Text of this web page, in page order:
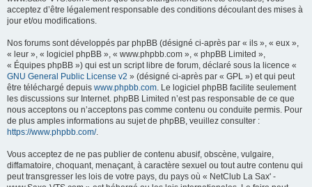
acceptez d’être légalement responsable des conditions découlant des mises à
jour et/ou modifications.
Nos forums sont développés par phpBB (désigné ci-après par « ils », « eux »,
« leur », « logiciel phpBB », « www.phpbb.com », « phpBB Limited »,
« Équipes phpBB ») qui est un script libre de forum, déclaré sous la licence «
GNU General Public License v2 » (désigné ci-après par « GPL ») et qui peut
être téléchargé depuis www.phpbb.com. Le logiciel phpBB facilite seulement
les discussions sur Internet. phpBB Limited n’est pas responsable de ce que
nous acceptons ou n’acceptons pas comme contenu ou conduite permis. Pour
de plus amples informations au sujet de phpBB, veuillez consulter :
https://www.phpbb.com/.
Vous acceptez de ne pas publier de contenu abusif, obscène, vulgaire,
diffamatoire, choquant, menaçant, à caractère sexuel ou tout autre contenu qui
peut transgresser les lois de votre pays, du pays où « NetClub La Sax' -